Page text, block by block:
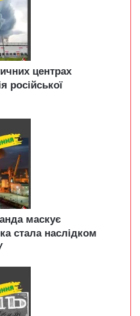
центрах
російської
маскує
стала наслідком